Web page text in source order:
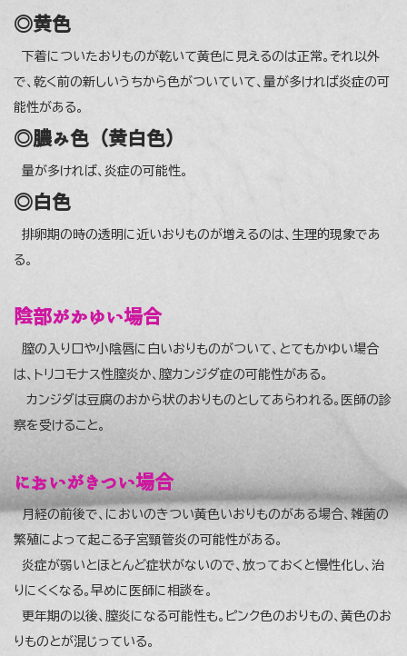
◎黄色
下着についたおりものが乾いて黄色に見えるのは正常。それ以外
で、乾く前の新しいうちから色がついていて、量が多ければ炎症の可
能性がある。
◎膿み色（黄白色）
量が多ければ、炎症の可能性。
◎白色
排卵期の時の透明に近いおりものが増えるのは、生理的現象であ
る。
陰部がかゆい場合
膣の入り口や小陰唇に白いおりものがついて、とてもかゆい場合
は、トリコモナス性膣炎か、膣カンジダ症の可能性がある。
カンジダは豆腐のおから状のおりものとしてあらわれる。医師の診
察を受けること。
においがきつい場合
月経の前後で、においのきつい黄色いおりものがある場合、雑菌の
繁殖によって起こる子宮頸管炎の可能性がある。
炎症が弱いとほとんど症状がないので、放っておくと慢性化し、治
りにくくなる。早めに医師に相談を。
更年期の以後、膣炎になる可能性も。ピンク色のおりもの、黄色のお
りものとが混じっている。